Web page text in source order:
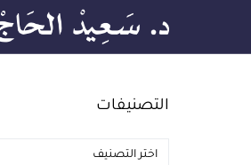
التصنيفات